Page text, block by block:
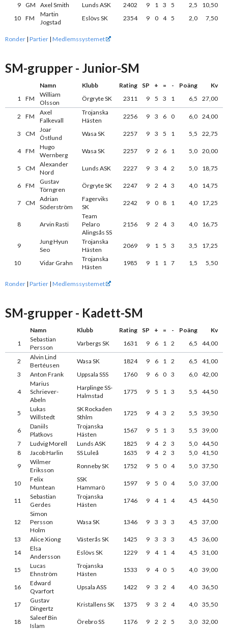
9
GM Axel Smith Lunds ASK 2402 9 1 3 5 2,5
10,50
10 FM
Martin
Jogstad
Eslövs SK 2354 9 0 4 5 2,0 7,50
Ronder | Partier | Medlemssystemet
SM-grupper - Junior-SM
Namn Klubb Rating SP + = - Poäng
Kv
1 FM
William
Olsson
Örgryte SK 2311 9 5 3 1 6,5 27,00
2 FM
Axel
Falkevall
Trojanska
Hästen
2256 9 3 6 0 6,0 24,00
3 CM
Joar
Östlund
Wasa SK 2257 9 3 5 1 5,5 22,75
4 FM
Hugo
Wernberg
Wasa SK 2257 9 2 6 1 5,0 20,00
5 CM
Alexander
Nord
Lunds ASK 2227 9 3 4 2 5,0 18,75
6 FM
Gustav
Törngren
Örgryte SK 2247 9 2 4 3 4,0 14,75
7 CM
Adrian
Söderström
Fagerviks
SK
2242 9 0 8 1 4,0 17,25
8 Arvin Rasti
Team
Pelaro
Alingsås SS
2156 9 2 4 3 4,0 16,75
9
Jung Hyun
Seo
Trojanska
Hästen
2069 9 1 5 3 3,5 17,25
10 Vidar Grahn
Trojanska
Hästen
1985 9 1 1 7 1,5 5,50
Ronder | Partier | Medlemssystemet
SM-grupper - Kadett-SM
Namn Klubb Rating SP + = - Poäng
Kv
1
Sebastian
Persson
Varbergs SK 1631 9 6 1 2 6,5 44,00
2
Alvin Lind
Bertéusen
Wasa SK 1824 9 6 1 2 6,5
41,00
3
Anton Frank Uppsala SSS 1760 9 6 0 3 6,0 42,00
4
Marius
Schriever-
Abeln
Harplinge SS-
Halmstad
1775 9 5 1 3 5,5 44,50
5
Lukas
Willstedt
SK Rockaden
Sthlm
1725 9 4 3 2 5,5 39,50
6
Daniils
Platkovs
Trojanska
Hästen
1567 9 5 1 3 5,5
39,00
7
Ludvig Morell Lunds ASK 1825 9 4 2 3 5,0 44,50
8
Jacob Harlin SS Luleå 1635 9 4 2 3 5,0 41,50
9
Wilmer
Eriksson
Ronneby SK 1752 9 5 0 4 5,0 37,50
10
Felix
Muntean
SSK
Hammarö
1597 9 5 0 4 5,0 37,00
11
Sebastian
Gerdes
Trojanska
Hästen
1746 9 4 1 4 4,5 44,50
12
Simon
Persson
Holm
Wasa SK 1346 9 3 3 3 4,5 37,00
13 Alice Xiong Västerås SK 1425 9 3 3 3 4,5
36,00
14
Elsa
Andersson
Eslövs SK 1229 9 4 1 4 4,5 31,00
15
Lucas
Ehnström
Trojanska
Hästen
1533 9 4 0 5 4,0 39,00
16
Edward
Qvarfort
Upsala ASS 1422 9 3 2 4 4,0 36,50
17
Gustav
Dingertz
Kristallens SK 1375 9 3 2 4 4,0 35,50
18
Saleef Bin
Islam
Örebro SS 1176 9 2 2 5 3,0 32,00